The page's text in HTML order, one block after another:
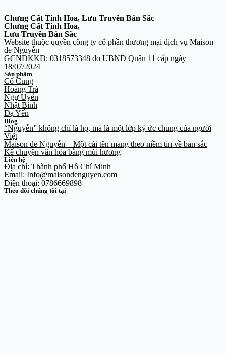
Chưng Cất Tinh Hoa, Lưu Truyền Bản Sắc
Chưng Cất Tinh Hoa,
Lưu Truyền Bản Sắc
Website thuộc quyền công ty cổ phần thương mại dịch vụ Maison
de Nguyễn
GCNĐKKD: 0318573348 do UBND Quận 11 cấp ngày
18/07/2024
Sản phẩm
Cố Cung
Hoàng Trà
Ngự Uyển
Nhật Bình
Dạ Yến
Blog
“Nguyễn” không chỉ là họ, mà là một lớp ký ức chung của người
Việt
Maison de Nguyễn – Một cái tên mang theo niềm tin về bản sắc
Kể chuyện văn hóa bằng mùi hương
Liên hệ
Địa chỉ: Thành phố Hồ Chí Minh
Email: Info@maisondenguyen.com
Điện thoại: 0786669898
Theo dõi chúng tôi tại